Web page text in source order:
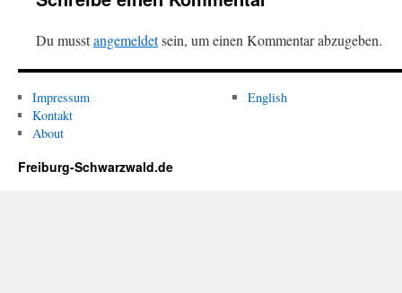
Du musstangemeldetsein, um einen Kommentar abzugeben.
Impressum
Kontakt
About
English
Freiburg-Schwarzwald.de